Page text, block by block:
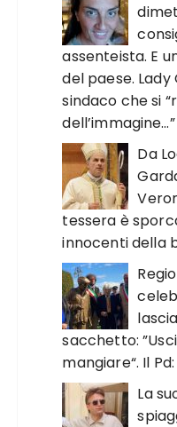
assenteista. E
del paese.
sindaco che si
dell’immagine…”
Da
tessera è
innocenti della
sacchetto:
mangiare“. Il
La